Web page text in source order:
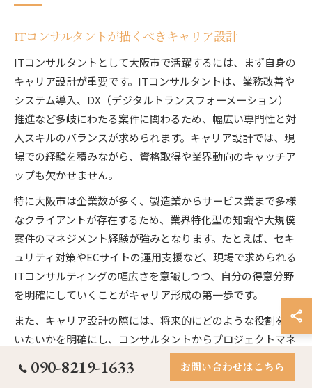
ITコンサルタントが描くべきキャリア設計
ITコンサルタントとして大阪市で活躍するには、まず自身の
キャリア設計が重要です。ITコンサルタントは、業務改善や
システム導入、DX（デジタルトランスフォーメーション）
推進など多岐にわたる案件に関わるため、幅広い専門性と対
人スキルのバランスが求められます。キャリア設計では、現
場での経験を積みながら、資格取得や業界動向のキャッチア
ップも欠かせません。
特に大阪市は企業数が多く、製造業からサービス業まで多様
なクライアントが存在するため、業界特化型の知識や大規模
案件のマネジメント経験が強みとなります。たとえば、セキ
ュリティ対策やECサイトの運用支援など、現場で求められる
ITコンサルティングの幅広さを意識しつつ、自分の得意分野
を明確にしていくことがキャリア形成の第一歩です。
また、キャリア設計の際には、将来的にどのような役割を担
いたいかを明確にし、コンサルタントからプロジェクトマネ
ージャー、さらには経営層へのステップアップを見据えたス
キルアップ計画が必要です。失敗例として、目先の案件だけ
090-8219-1633 お問い合わせはこちら